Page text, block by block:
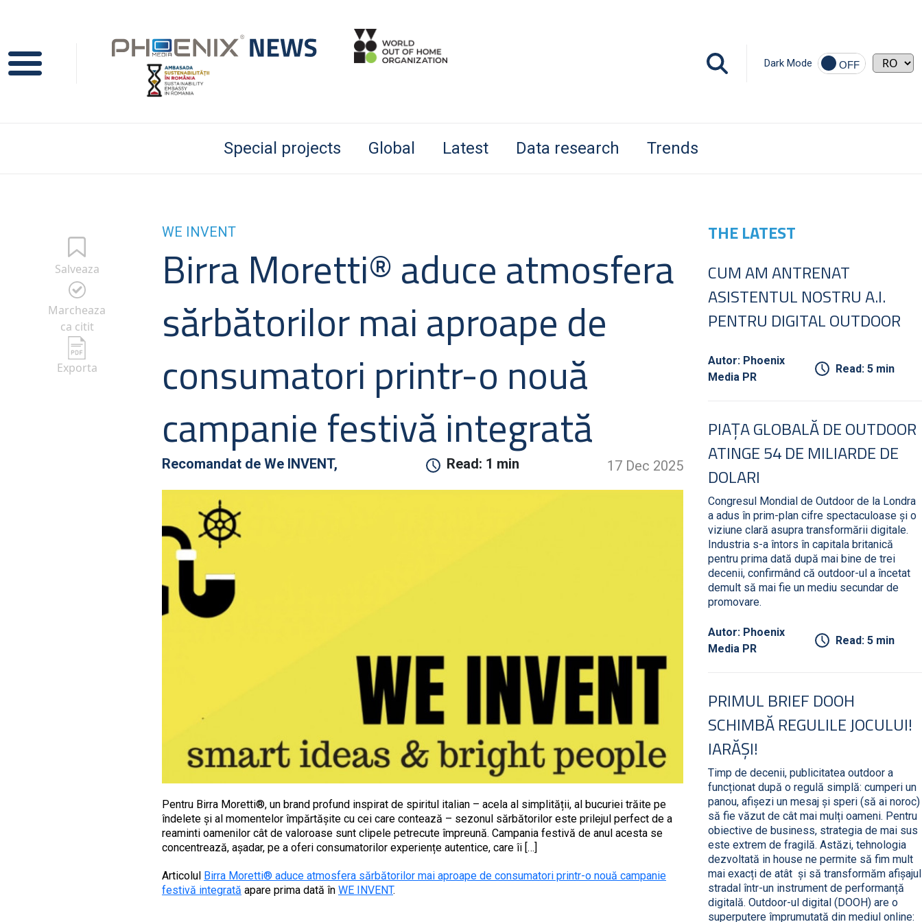
Dark Mode
Special projects Global Latest Data research Trends
Salveaza
Marcheaza
ca citit
Exporta
WE INVENT
Birra Moretti® aduce atmosfera
sărbătorilor mai aproape de
consumatori printr-o nouă
campanie festivă integrată
Recomandat de We INVENT, Read: 1 min 17 Dec 2025
Pentru Birra Moretti®, un brand profund inspirat de spiritul italian – acela al simplității, al bucuriei trăite pe
îndelete și al momentelor împărtășite cu cei care contează – sezonul sărbătorilor este prilejul perfect de a
reaminti oamenilor cât de valoroase sunt clipele petrecute împreună. Campania festivă de anul acesta se
concentrează, așadar, pe a oferi consumatorilor experiențe autentice, care îi […]
Articolul Birra Moretti® aduce atmosfera sărbătorilor mai aproape de consumatori printr-o nouă campanie
festivă integrată apare prima dată în WE INVENT.
THE LATEST
CUM AM ANTRENAT
ASISTENTUL NOSTRU A.I.
PENTRU DIGITAL OUTDOOR
Autor: Phoenix
Media PR
Read: 5 min
PIAȚA GLOBALĂ DE OUTDOOR
ATINGE 54 DE MILIARDE DE
DOLARI
Congresul Mondial de Outdoor de la Londra
a adus în prim-plan cifre spectaculoase și o
viziune clară asupra transformării digitale.
Industria s-a întors în capitala britanică
pentru prima dată după mai bine de trei
decenii, confirmând că outdoor-ul a încetat
demult să mai fie un mediu secundar de
promovare.
Autor: Phoenix
Media PR
Read: 5 min
PRIMUL BRIEF DOOH
SCHIMBĂ REGULILE JOCULUI!
IARĂȘI!
Timp de decenii, publicitatea outdoor a
funcționat după o regulă simplă: cumperi un
panou, afișezi un mesaj și speri (să ai noroc)
să fie văzut de cât mai mulți oameni. Pentru
obiective de business, strategia de mai sus
este extrem de fragilă. Astăzi, tehnologia
dezvoltată in house ne permite să fim mult
mai exacți de atât și să transformăm afișajul
stradal într-un instrument de performanță
digitală. Outdoor-ul digital (DOOH) are o
superputere împrumutată din mediul online: